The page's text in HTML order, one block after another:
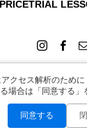
TRIAL
Copyright ©
LINEで無料相談
クセス解析のために
場合は「同意する」
同意する